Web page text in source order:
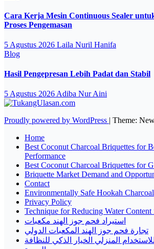
Cara Kerja Mesin Continuous Sealer
Proses Pengemasan
5 Agustus 2026 Laila Nuril Hanifa
Blog
Hasil Pengepresan Lebih Padat dan Stabil
5 Agustus 2026 Adiba Nur Aini
Proudly powered by WordPress | Theme:
Home
Best Coconut Charcoal Briquettes for
Performance
Best Coconut Charcoal Briquettes for
Briquette Market Demand and
Contact
Environmentally Safe Hookah Charcoal
Privacy Policy
Technique for Reducing Water
استيراد فحم جوز الهند مكعبات
تجارة فحم جوز الهند المكعبات الدولي
المنزلي الخيار الذكي للنظافة